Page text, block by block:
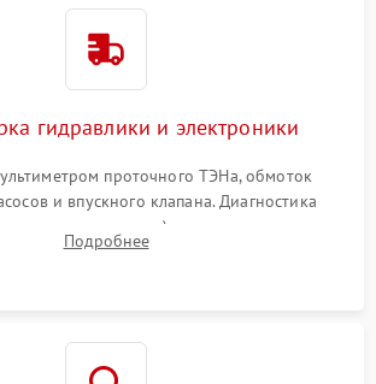
гидравлики и электроники
проточного ТЭНа, обмоток
и впускного клапана. Диагностика
уровня воды), датчика мутности,
и электронного модуля управления.
Подробнее